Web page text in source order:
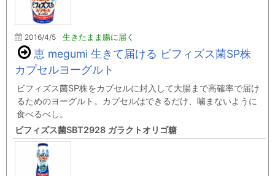
2016/4/5 生きたまま腸に届く
恵 megumi 生きて届ける ビフィズス菌SP株
カプセルヨーグルト
ビフィズス菌SP株をカプセルに封入して大腸まで高確率で届け
るためのヨーグルト。カプセルはできるだけ、噛まないように
食べるべし。
ビフィズス菌SBT2928 ガラクトオリゴ糖